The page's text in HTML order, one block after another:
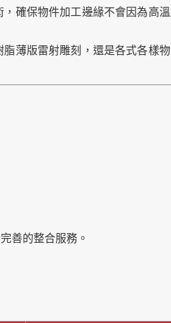
確保物件加工邊緣不會因為高溫
薄版雷射雕刻，還是各式各樣
善的整合服務。